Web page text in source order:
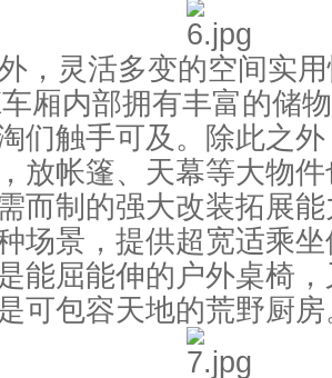
灵活多变的空间实用
厢内部拥有丰富的储
们触手可及。除此之
放帐篷、天幕等大物
而制的强大改装拓展
场景，提供超宽适乘
能屈能伸的户外桌椅
可包容天地的荒野厨房